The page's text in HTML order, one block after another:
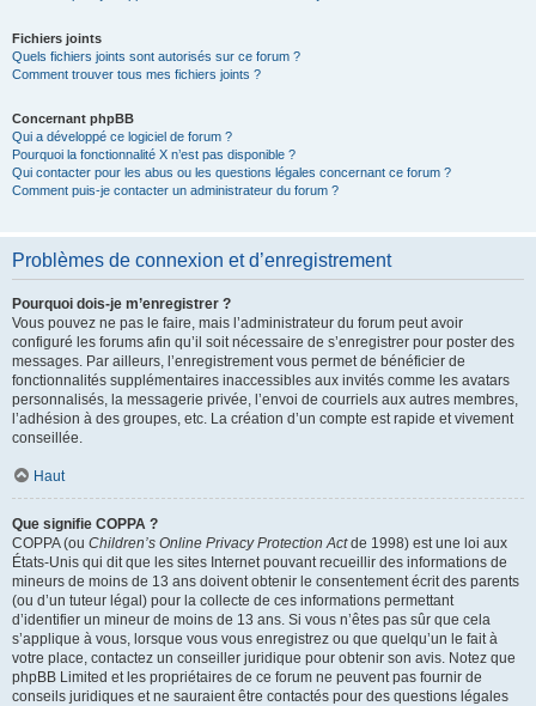
Fichiers joints
Quels fichiers joints sont autorisés sur ce forum ?
Comment trouver tous mes fichiers joints ?
Concernant phpBB
Qui a développé ce logiciel de forum ?
Pourquoi la fonctionnalité X n’est pas disponible ?
Qui contacter pour les abus ou les questions légales concernant ce forum ?
Comment puis-je contacter un administrateur du forum ?
Problèmes de connexion et d’enregistrement
Pourquoi dois-je m’enregistrer ?
Vous pouvez ne pas le faire, mais l’administrateur du forum peut avoir
configuré les forums afin qu’il soit nécessaire de s’enregistrer pour poster des
messages. Par ailleurs, l’enregistrement vous permet de bénéficier de
fonctionnalités supplémentaires inaccessibles aux invités comme les avatars
personnalisés, la messagerie privée, l’envoi de courriels aux autres membres,
l’adhésion à des groupes, etc. La création d’un compte est rapide et vivement
conseillée.
Haut
Que signifie COPPA ?
COPPA (ou Children’s Online Privacy Protection Actde 1998) est une loi aux
États-Unis qui dit que les sites Internet pouvant recueillir des informations de
mineurs de moins de 13 ans doivent obtenir le consentement écrit des parents
(ou d’un tuteur légal) pour la collecte de ces informations permettant
d’identifier un mineur de moins de 13 ans. Si vous n’êtes pas sûr que cela
s’applique à vous, lorsque vous vous enregistrez ou que quelqu’un le fait à
votre place, contactez un conseiller juridique pour obtenir son avis. Notez que
phpBB Limited et les propriétaires de ce forum ne peuvent pas fournir de
conseils juridiques et ne sauraient être contactés pour des questions légales